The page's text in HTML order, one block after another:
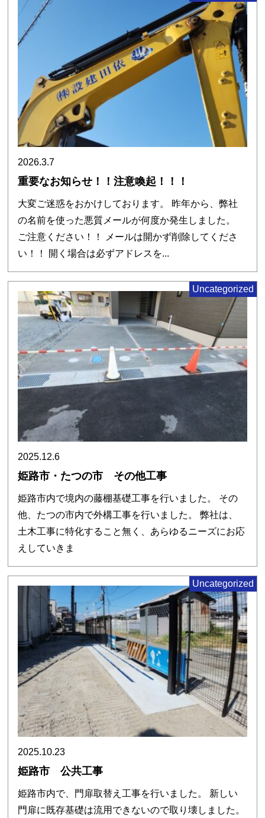
2026.3.7
重要なお知らせ！！注意喚起！！！
大変ご迷惑をおかけしております。 昨年から、弊社
の名前を使った悪質メールが何度か発生しました。
ご注意ください！！ メールは開かず削除してくださ
い！！ 開く場合は必ずアドレスを...
Uncategorized
2025.12.6
姫路市・たつの市 その他工事
姫路市内で境内の藤棚基礎工事を行いました。 その
他、たつの市内で外構工事を行いました。 弊社は、
土木工事に特化すること無く、あらゆるニーズにお応
えしていきま
Uncategorized
2025.10.23
姫路市 公共工事
姫路市内で、門扉取替え工事を行いました。 新しい
門扉に既存基礎は流用できないので取り壊しました。